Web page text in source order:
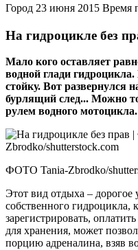
Город 23 июня 2015 Время
На гидроцикле без
Мало кого оставляет
водной глади
стойку. Вот развернулся
бурлящий след... Можно
рулем водного мотоцикла.
ФОТО Tania-Zbrodko/
Этот вид отдыха – дорогое
собственного гидроцикла,
зарегистрировать,
для хранения, может
порцию адреналина, взяв